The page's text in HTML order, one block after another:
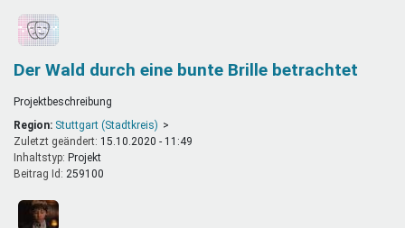
Der Wald durch eine bunte Brille betrachtet
Projektbeschreibung
Region: Stuttgart (Stadtkreis)
Zuletzt geändert: 15.10.2020 - 11:49
Inhaltstyp:
projekt
Beitrag Id: 259100